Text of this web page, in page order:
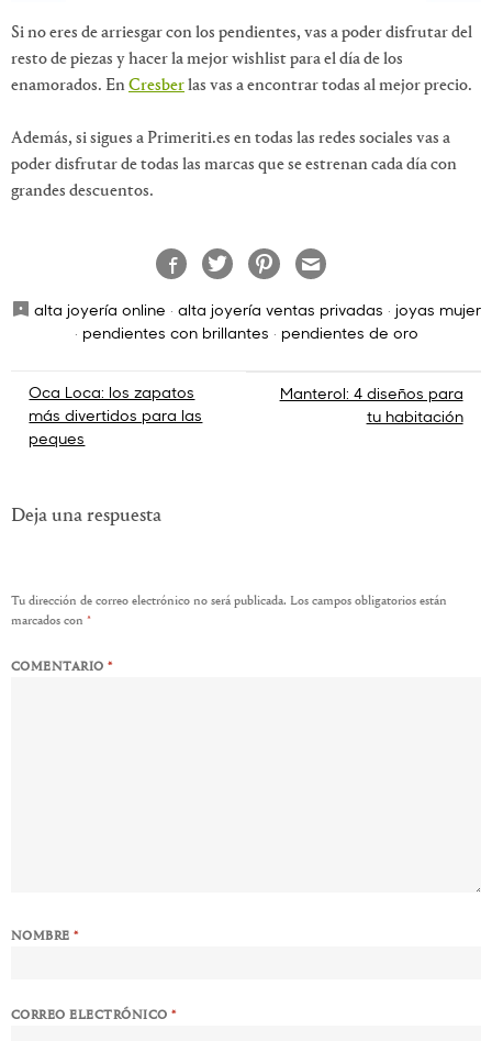
Si no eres de arriesgar con los pendientes, vas a poder disfrutar del
resto de piezas y hacer la mejor wishlist para el día de los
enamorados. EnCresberlas vas a encontrar todas al mejor precio.
Además, si sigues a Primeriti.es en todas las redes sociales vas a
poder disfrutar de todas las marcas que se estrenan cada día con
grandes descuentos.
alta joyería online · alta joyería ventas privadas · joyas mujer
· pendientes con brillantes · pendientes de oro
Navegación
de
Oca Loca: los zapatos
más divertidos para las
peques
Manterol: 4 diseños para
tu habitación
Deja una respuesta
Tu dirección de correo electrónico no será publicada. Los campos obligatorios están
marcados con *
COMENTARIO*
NOMBRE*
CORREO ELECTRÓNICO*